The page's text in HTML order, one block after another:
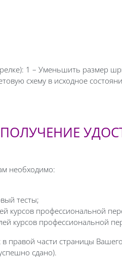
1 – Уменьшить размер
схему в исходное
ПОЛУЧЕНИЕ
необходимо:
тесты;
курсов профессиональной
курсов профессиональной
правой части страницы
сдано).